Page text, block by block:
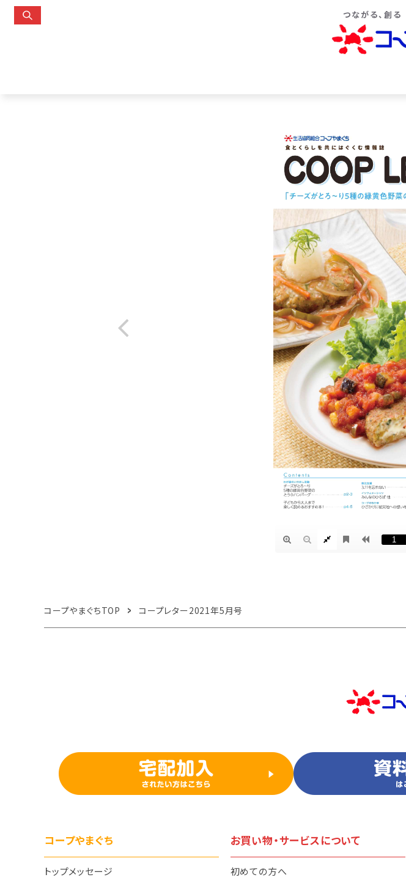
つながる、創る
コープやまぐちTOP コープレター2021年5月号
コープやまぐち
トップメッセージ
お買い物・サービスについて
初めての方へ